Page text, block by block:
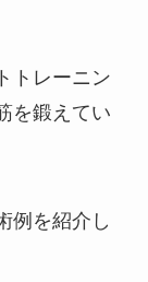
トレーニン
を鍛えてい
例を紹介し